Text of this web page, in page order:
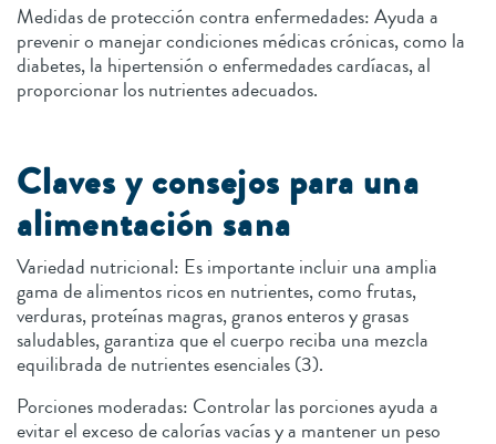
Medidas de protección contra enfermedades: Ayuda a
prevenir o manejar condiciones médicas crónicas, como la
diabetes, la hipertensión o enfermedades cardíacas, al
proporcionar los nutrientes adecuados.
Claves y consejos para una
alimentación sana
Variedad nutricional: Es importante incluir una amplia
gama de alimentos ricos en nutrientes, como frutas,
verduras, proteínas magras, granos enteros y grasas
saludables, garantiza que el cuerpo reciba una mezcla
equilibrada de nutrientes esenciales (3).
Porciones moderadas: Controlar las porciones ayuda a
evitar el exceso de calorías vacías y a mantener un peso